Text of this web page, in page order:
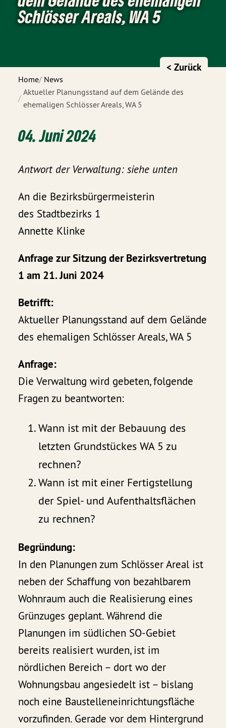
Schlösser Areals, WA 5
Home News
Aktueller Planungsstand auf dem Gelände des
ehemaligen Schlösser Areals, WA 5
< Zurück
04. Juni 2024
Antwort der Verwaltung: siehe unten
An die Bezirksbürgermeisterin
des Stadtbezirks 1
Annette Klinke
Anfrage zur Sitzung der Bezirksvertretung
1 am 21. Juni 2024
Betrifft:
Aktueller Planungsstand auf dem Gelände
des ehemaligen Schlösser Areals, WA 5
Anfrage:
Die Verwaltung wird gebeten, folgende
Fragen zu beantworten:
Wann ist mit der Bebauung des
letzten Grundstückes WA 5 zu
rechnen?
Wann ist mit einer Fertigstellung
der Spiel- und Aufenthaltsflächen
zu rechnen?
Begründung:
In den Planungen zum Schlösser Areal ist
neben der Schaffung von bezahlbarem
Wohnraum auch die Realisierung eines
Grünzuges geplant. Während die
Planungen im südlichen SO-Gebiet
bereits realisiert wurden, ist im
nördlichen Bereich – dort wo der
Wohnungsbau angesiedelt ist – bislang
noch eine Baustelleneinrichtungsfläche
vorzufinden. Gerade vor dem Hintergrund